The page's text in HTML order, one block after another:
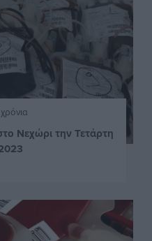
Νεχώρι την Τετάρτη